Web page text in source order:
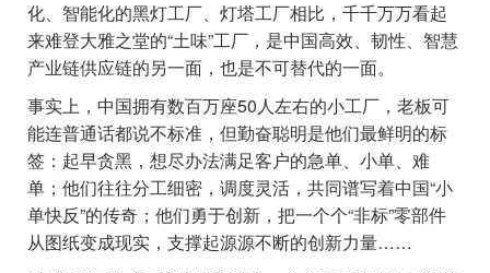
化、智能化的黑灯工厂、灯塔工厂相比，千千万万看起
来难登大雅之堂的“土味”工厂，是中国高效、韧性、智慧
产业链供应链的另一面，也是不可替代的一面。
事实上，中国拥有数百万座50人左右的小工厂，老板可
能连普通话都说不标准，但勤奋聪明是他们最鲜明的标
签：起早贪黑，想尽办法满足客户的急单、小单、难
单；他们往往分工细密，调度灵活，共同谱写着中国“小
单快反”的传奇；他们勇于创新，把一个个“非标”零部件
从图纸变成现实，支撑起源源不断的创新力量……